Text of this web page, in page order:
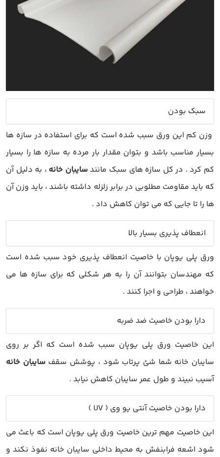
سبک بودن
وزن کم این ورق سبب شده است که برای استفاده در سازه ها
بسیار مناسب باشد و بتوان مقدار بار مرده به سازه ها را بسیار
کم کرد . در کل سازه های سبک مانند سایبان خانه ، به دلیل آن
که باید مقاومت مطلوبی در برابر زلزله داشته باشند ، باید وزن آن
ها را تا جایی که می توان کاهش داد .
انعطاف پذیری بسیار بالا
ورق پلی یوپان با خاصیت انعطاف پذیری خود سبب شده است
که مهندسان بتوانند آن را به هر شکلی که برای سازه ها می
خواهند ، طراحی و اجرا کنند .
دارا بودن خاصیت ضد ضربه
این خاصیت ورق پلی یوپان سبب شده است که اگر بر روی
سایبان خانه شما شئ پرتاب شود ، پوشش سقف سایبان خانه
آسیب نبیند و طول عمر سایبان کاهش نیابد .
دارا بودن خاصیت آنتی یو وی ( UV )
این خاصیت مهم ترین خاصیت ورق پلی یوپان است که باعث می
شود اشعه فرابنفش به محیط داخلی سایبان خانه نفوذ نکند و